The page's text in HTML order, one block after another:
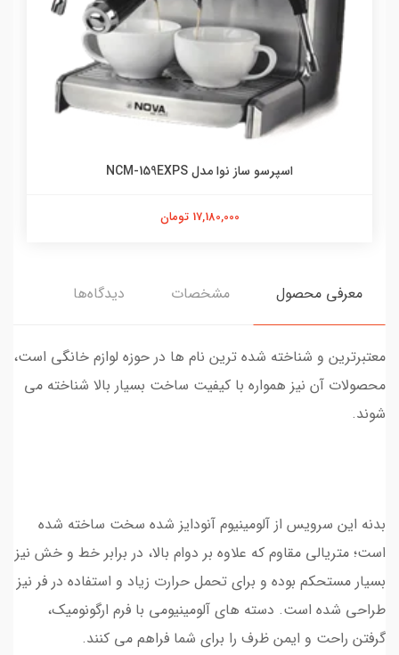
قابلمه ته گود لایف اسمایل مدل FLCMRDP سایز 24
معرفی محصول مشخصات دیدگاه‌ها
معتبرترین و شناخته‌ شده‌ ترین نام‌ ها در حوزه لوازم خانگی است،
محصولات آن نیز همواره با کیفیت ساخت بسیار بالا شناخته می‌
شوند.
بدنه این سرویس از آلومینیوم آنودایز شده سخت ساخته شده
است؛ متریالی مقاوم که علاوه بر دوام بالا، در برابر خط و خش نیز
بسیار مستحکم بوده و برای تحمل حرارت زیاد و استفاده در فر نیز
طراحی شده است. دسته‌ های آلومینیومی با فرم ارگونومیک،
گرفتن راحت و ایمن ظرف را برای شما فراهم می‌ کنند.